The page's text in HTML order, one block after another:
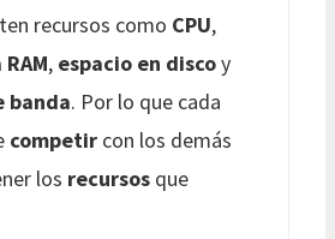
recursos como CPU,
, espacio en discoy
banda. Por lo que cada
competir con los demás
los recursos que